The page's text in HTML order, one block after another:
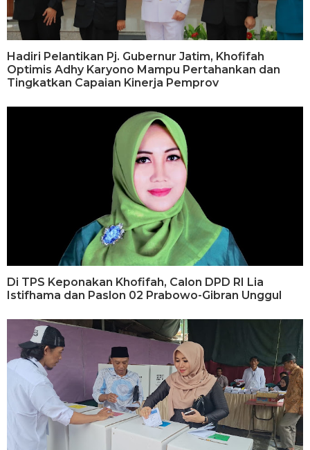
Hadiri Pelantikan Pj. Gubernur Jatim, Khofifah
Optimis Adhy Karyono Mampu Pertahankan dan
Tingkatkan Capaian Kinerja Pemprov
Di TPS Keponakan Khofifah, Calon DPD RI Lia
Istifhama dan Paslon 02 Prabowo-Gibran Unggul